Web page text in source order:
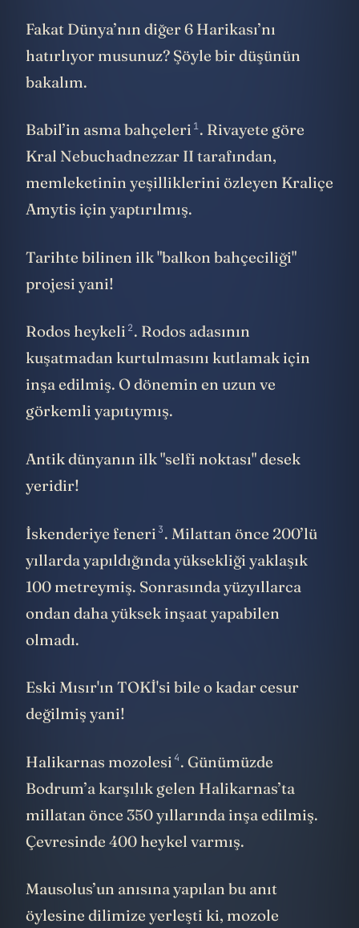
Fakat Dünya’nın diğer 6 Harikası’nı
hatırlıyor musunuz? Şöyle bir düşünün
bakalım.
Babil’in asma bahçeleri 1. Rivayete göre
Kral Nebuchadnezzar II tarafından,
memleketinin yeşilliklerini özleyen Kraliçe
Amytis için yaptırılmış.
Tarihte bilinen ilk "balkon bahçeciliği"
projesi yani!
Rodos heykeli 2. Rodos adasının
kuşatmadan kurtulmasını kutlamak için
inşa edilmiş. O dönemin en uzun ve
görkemli yapıtıymış.
Antik dünyanın ilk "selfi noktası" desek
yeridir!
İskenderiye feneri 3. Milattan önce 200’lü
yıllarda yapıldığında yüksekliği yaklaşık
100 metreymiş. Sonrasında yüzyıllarca
ondan daha yüksek inşaat yapabilen
olmadı.
Eski Mısır'ın TOKİ'si bile o kadar cesur
değilmiş yani!
Halikarnas mozolesi 4. Günümüzde
Bodrum’a karşılık gelen Halikarnas’ta
millatan önce 350 yıllarında inşa edilmiş.
Çevresinde 400 heykel varmış.
Mausolus’un anısına yapılan bu anıt
öylesine dilimize yerleşti ki, mozole